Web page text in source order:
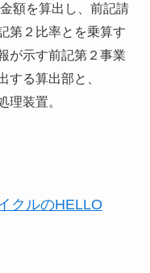
額を算出し、前記請
第２比率とを乗算す
が示す前記第２事業
する算出部と、
装置。
クルのHELLO